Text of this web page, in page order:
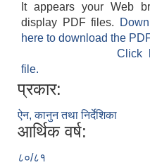
It appears your Web
display PDF files.
here to download the
Click
file.
प्रकार:
ऐन, कानुन तथा निर्देशिका
आर्थिक वर्ष:
८०/८१